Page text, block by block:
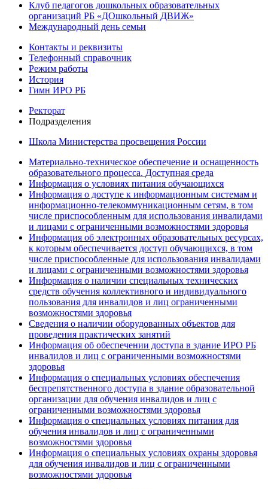
Клуб педагогов дошкольных образовательных
организаций РБ «ДОшкольный ДВИЖ»
Международный день семьи
Контакты и реквизиты
Телефонный справочник
Режим работы
История
Гимн ИРО РБ
Ректорат
Подразделения
Школа Министерства просвещения России
Материально-техническое обеспечение и оснащенность
образовательного процесса. Доступная среда
Информация о условиях питания обучающихся
Информация о доступе к информационным системам и
информационно-телекоммуникационным сетям, в том
числе приспособленным для использования инвалидами
и лицами с ограниченными возможностями здоровья
Информация об электронных образовательных ресурсах,
к которым обеспечивается доступ обучающихся, в том
числе приспособленные для использования инвалидами
и лицами с ограниченными возможностями здоровья
Информация о наличии специальных технических
средств обучения коллективного и индивидуального
пользования для инвалидов и лиц ограниченными
возможностями здоровья
Сведения о наличии оборудованных объектов для
проведения практических занятий
Информация об обеспечении доступа в здание ИРО РБ
инвалидов и лиц с ограниченными возможностями
здоровья
Информация о специальных условиях обеспечения
беспрепятственного доступа в здание образовательной
организации для обучения инвалидов и лиц с
ограниченными возможностями здоровья
Информация о специальных условиях питания для
обучения инвалидов и лиц с ограниченными
возможностями здоровья
Информация о специальных условиях охраны здоровья
для обучения инвалидов и лиц с ограниченными
возможностями здоровья